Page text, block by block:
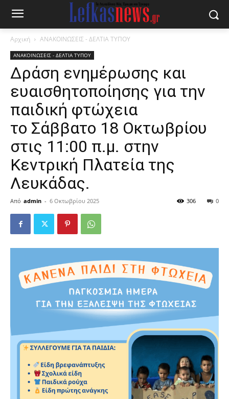
Αρχική ΑΝΑΚΟΙΝΩΣΕΙΣ - ΔΕΛΤΙΑ ΤΥΠΟΥ
ΑΝΑΚΟΙΝΩΣΕΙΣ - ΔΕΛΤΙΑ ΤΥΠΟΥ
Δράση ενημέρωσης και
ευαισθητοποίησης για την
παιδική φτώχεια
το Σάββατο 18 Οκτωβρίου
στις 11:00 π.μ. στην
Κεντρική Πλατεία της
Λευκάδας.
Από admin - 6 Οκτωβρίου 2025 0
306